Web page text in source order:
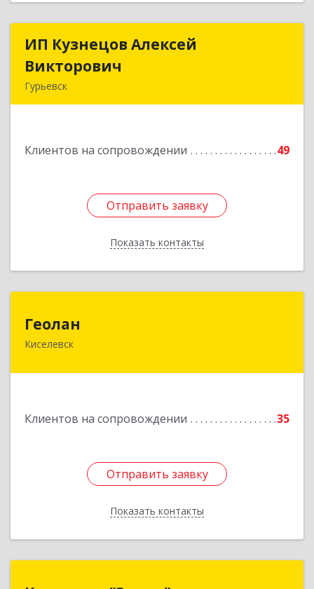
ИП Кузнецов Алексей
Викторович
Гурьевск
Клиентов на сопровождении 49
Отправить заявку
Показать контакты
ИП Кузнецов Алексей
Подробнее
Отправить заявку
Назад
Геолан
Киселевск
Клиентов на сопровождении 35
Отправить заявку
Показать контакты
Отправить заявку
Назад